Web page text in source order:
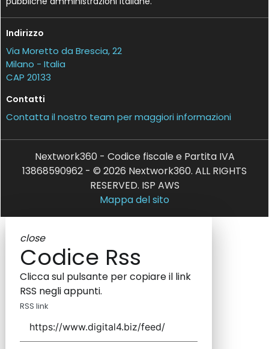
Indirizzo
Via Moretto da Brescia, 22
Milano - Italia
CAP 20133
Contatti
Contatta il nostro team per maggiori informazioni
Nextwork360 - Codice fiscale e Partita IVA
13868590962 - © 2026 Nextwork360. ALL RIGHTS
RESERVED. ISP AWS
Mappa del sito
close
Codice Rss
Clicca sul pulsante per copiare il link
RSS negli appunti.
RSS link